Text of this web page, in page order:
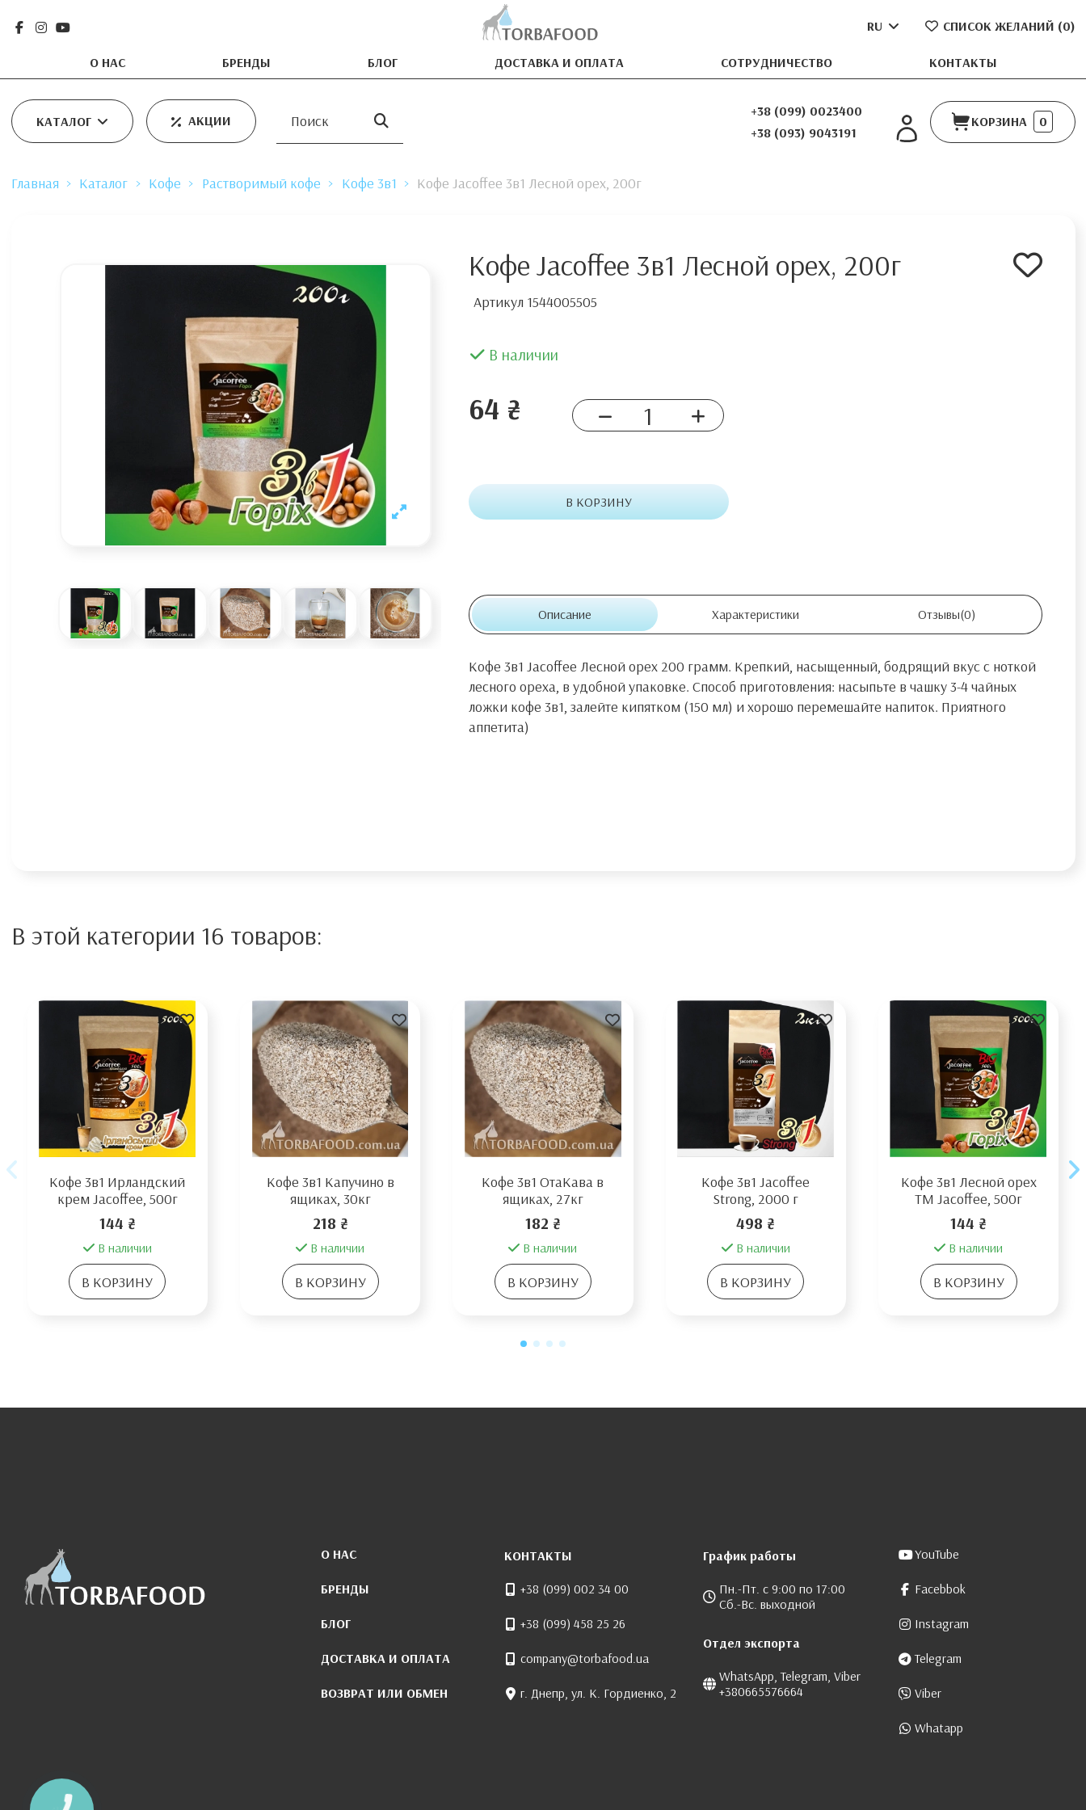
О НАС БРЕНДЫ БЛОГ ДОСТАВКА И ОПЛАТА СОТРУДНИЧЕСТВО КОНТАКТЫ
RU СПИСОК ЖЕЛАНИЙ (0)
КАТАЛОГ АКЦИИ
+38 (099) 0023400
+38 (093) 9043191
КОРЗИНА 0
Главная Каталог Кофе Растворимый кофе Кофе 3в1 Кофе Jacoffee 3в1 Лесной орех, 200г
Кофе Jacoffee 3в1 Лесной орех, 200г
Артикул 1544005505
В наличии
64 ₴
В КОРЗИНУ
Описание Характеристики Отзывы(0)
Кофе 3в1 Jacoffee Лесной орех 200 грамм. Крепкий, насыщенный, бодрящий вкус с ноткой
лесного ореха, в удобной упаковке. Способ приготовления: насыпьте в чашку 3-4 чайных
ложки кофе 3в1, залейте кипятком (150 мл) и хорошо перемешайте напиток. Приятного
аппетита)
В этой категории 16 товаров:
Кофе 3в1 Ирландский
крем Jacoffee, 500г
144 ₴
В наличии
В КОРЗИНУ
Кофе 3в1 Капучино в
ящиках, 30кг
218 ₴
В наличии
В КОРЗИНУ
Кофе 3в1 ОтаКава в
ящиках, 27кг
182 ₴
В наличии
В КОРЗИНУ
Кофе 3в1 Jacoffee
Strong, 2000 г
498 ₴
В наличии
В КОРЗИНУ
Кофе 3в1 Лесной орех
TM Jacoffee, 500г
144 ₴
В наличии
В КОРЗИНУ
О НАС
БРЕНДЫ
БЛОГ
ДОСТАВКА И ОПЛАТА
ВОЗВРАТ ИЛИ ОБМЕН
КОНТАКТЫ
+38 (099) 002 34 00
+38 (099) 458 25 26
company@torbafood.ua
г. Днепр, ул. К. Гордиенко, 2
График работы
Пн.-Пт. с 9:00 по 17:00
Сб.-Вс. выходной
Отдел экспорта
WhatsApp, Telegram, Viber
+380665576664
YouTube
Facebbok
Instagram
Telegram
Viber
Whatapp